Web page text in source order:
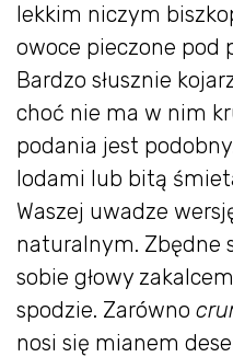
lekkim niczym
owoce pieczone pod
Bardzo słusznie
choć nie ma w nim
podania jest
lodami lub bitą
Waszej uwadze
naturalnym. Zbędne
sobie głowy
spodzie. Zarówno
nosi się mianem